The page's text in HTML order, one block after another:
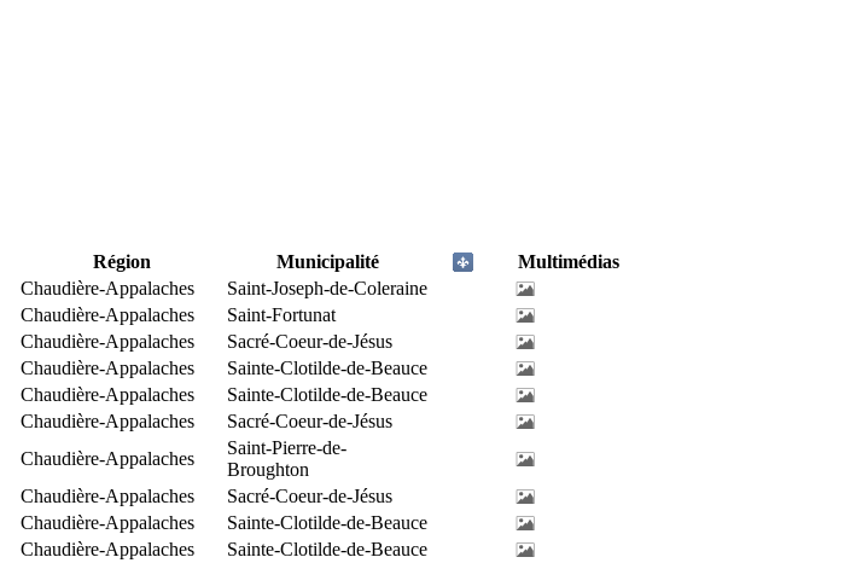
Région Municipalité
Multimédias
Chaudière-Appalaches
Saint-Joseph-de-Coleraine
Chaudière-Appalaches
Saint-Fortunat
Chaudière-Appalaches
Sacré-Coeur-de-Jésus
Chaudière-Appalaches
Sainte-Clotilde-de-Beauce
Chaudière-Appalaches
Sainte-Clotilde-de-Beauce
Chaudière-Appalaches
Sacré-Coeur-de-Jésus
Chaudière-Appalaches
Saint-Pierre-de-
Broughton
Chaudière-Appalaches
Sacré-Coeur-de-Jésus
Chaudière-Appalaches
Sainte-Clotilde-de-Beauce
Chaudière-Appalaches Sainte-Clotilde-de-Beauce